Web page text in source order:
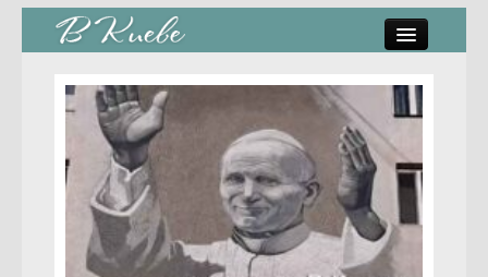
стрит-арт
коты Киева
скамейки